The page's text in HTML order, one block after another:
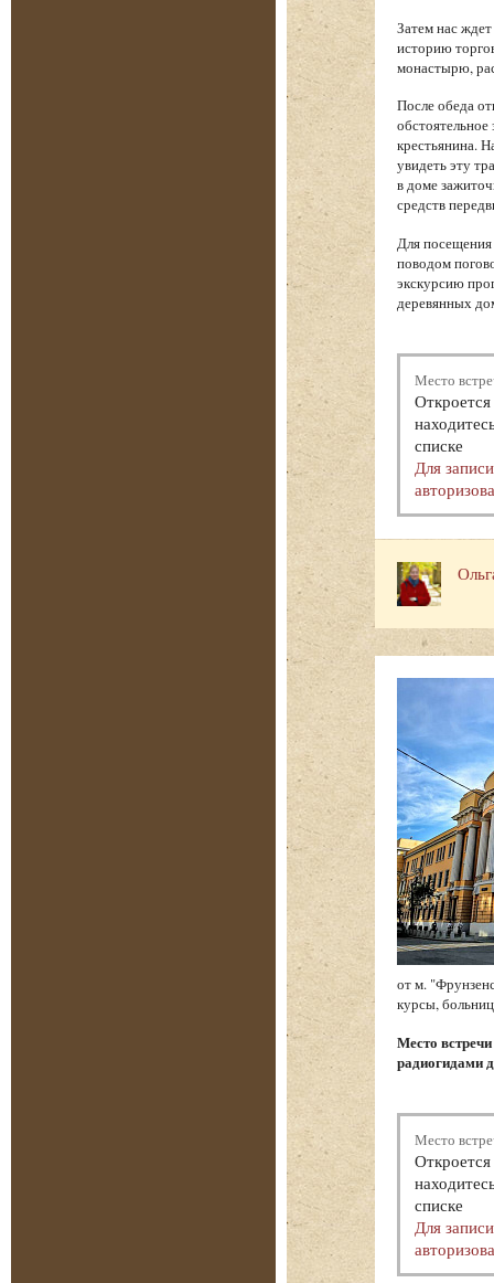
Затем нас
историю
монастырю,
После обеда
крестьянина.
увидеть эту
в доме
средств
Для посещения
поводом
экскурсию
деревянных
Место
списке
Для
от м.
курсы,
Место
радиогидами
Место
списке
Для